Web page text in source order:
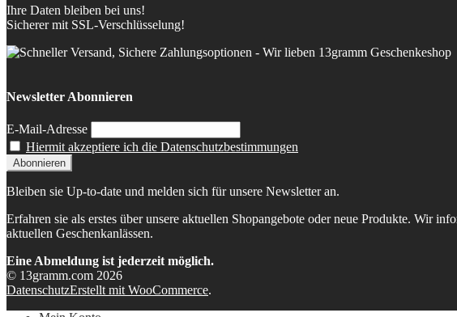
Ihre Daten bleiben bei uns!
Sicherer mit SSL-Verschlüsselung!
Newsletter Abonnieren
E-Mail-Adresse
Hiermit akzeptiere ich die Datenschutzbestimmungen
Bleiben sie Up-to-date und melden sich für unsere Newsletter an.
Erfahren sie als erstes über unsere aktuellen Shopangebote oder neue Produkte. Wir
aktuellen Geschenkanlässen.
Eine Abmeldung ist jederzeit möglich.
© 13gramm.com 2026
DatenschutzErstellt mit WooCommerce.